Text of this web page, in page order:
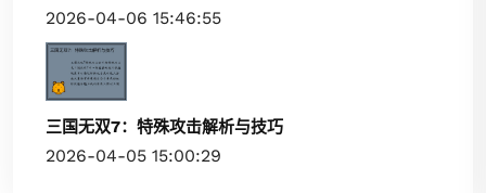
2026-04-06 15:46:55
三国无双7：特殊攻击解析与技巧
2026-04-05 15:00:29